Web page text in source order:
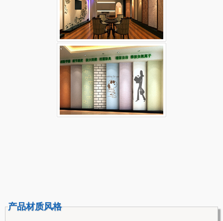
产品材质风格